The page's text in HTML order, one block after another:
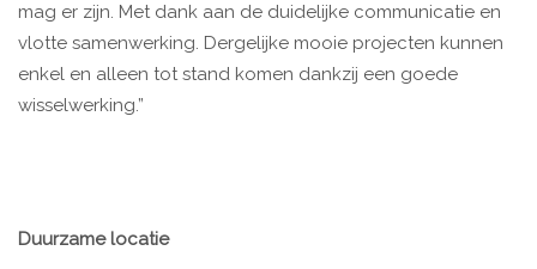
mag er zijn. Met dank aan de duidelijke communicatie en
vlotte samenwerking. Dergelijke mooie projecten kunnen
enkel en alleen tot stand komen dankzij een goede
wisselwerking.”
Duurzame locatie